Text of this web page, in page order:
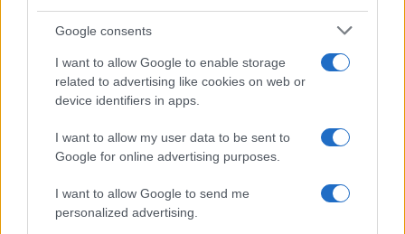
Google consents
I want to allow Google to enable storage
related to advertising like cookies on web or
device identifiers in apps.
I want to allow my user data to be sent to
Google for online advertising purposes.
I want to allow Google to send me
personalized advertising.
Svezia in pista a Saas-Fee: Hector e Nyberg pronte per
la nuova stagione
Francesca Lombardi · 10 Ago 2026